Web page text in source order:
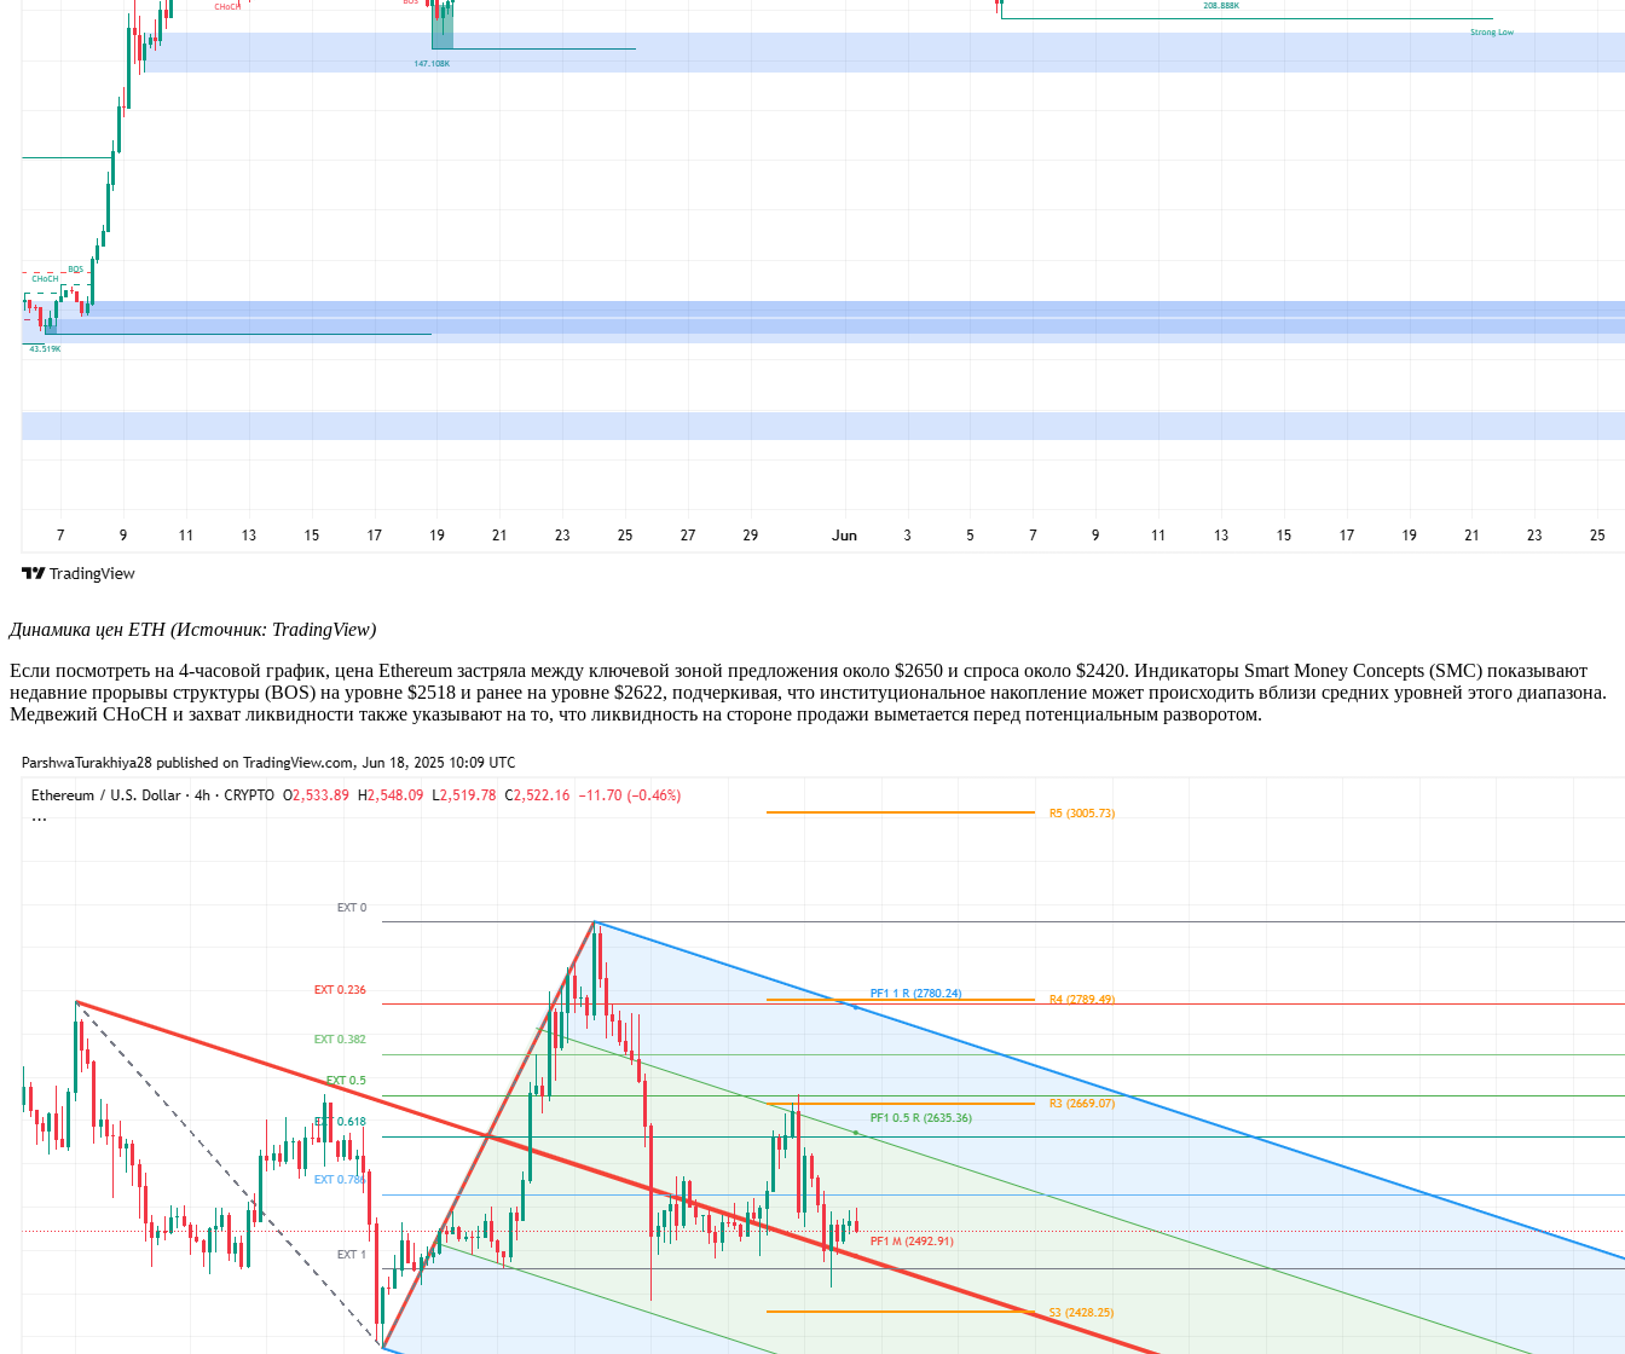
Динамика цен ETH (Источник: TradingView)
Если посмотреть на 4-часовой график, цена Ethereum застряла между ключевой зоной предложения около $2650 и спроса около $2420. Индикаторы Smart Money Concepts (SMC) показывают
недавние прорывы структуры (BOS) на уровне $2518 и ранее на уровне $2622, подчеркивая, что институциональное накопление может происходить вблизи средних уровней этого диапазона.
Медвежий CHoCH и захват ликвидности также указывают на то, что ликвидность на стороне продажи выметается перед потенциальным разворотом.